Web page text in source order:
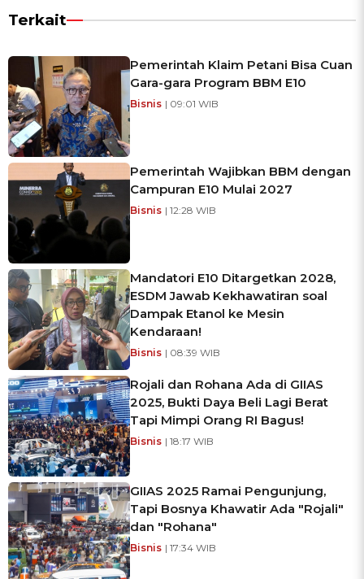
Terkait
Pemerintah Klaim Petani Bisa Cuan
Gara-gara Program BBM E10
Bisnis | 09:01 WIB
Pemerintah Wajibkan BBM dengan
Campuran E10 Mulai 2027
Bisnis | 12:28 WIB
Mandatori E10 Ditargetkan 2028,
ESDM Jawab Kekhawatiran soal
Dampak Etanol ke Mesin
Kendaraan!
Bisnis | 08:39 WIB
Rojali dan Rohana Ada di GIIAS
2025, Bukti Daya Beli Lagi Berat
Tapi Mimpi Orang RI Bagus!
Bisnis | 18:17 WIB
GIIAS 2025 Ramai Pengunjung,
Tapi Bosnya Khawatir Ada "Rojali"
dan "Rohana"
Bisnis | 17:34 WIB